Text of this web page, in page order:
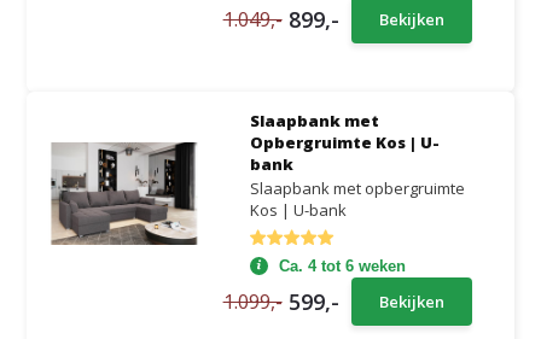
1.049,- 899,- Bekijken
Slaapbank met
Opbergruimte Kos | U-
bank
Slaapbank met opbergruimte
Kos | U-bank
Ca. 4 tot 6 weken
1.099,- 599,- Bekijken